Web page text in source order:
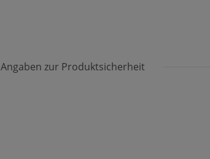
Angaben zur Produktsicherheit